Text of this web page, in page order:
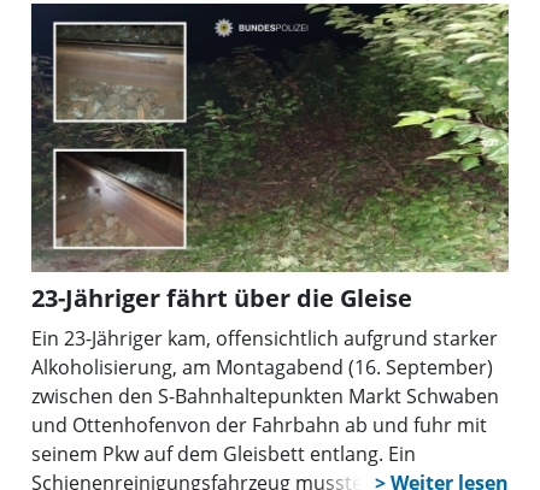
23-Jähriger fährt über die Gleise
Ein 23-Jähriger kam, offensichtlich aufgrund starker
Alkoholisierung, am Montagabend (16. September)
zwischen den S-Bahnhaltepunkten Markt Schwaben
und Ottenhofenvon der Fahrbahn ab und fuhr mit
seinem Pkw auf dem Gleisbett entlang. Ein
Schienenreinigungsfahrzeug musste deswegen